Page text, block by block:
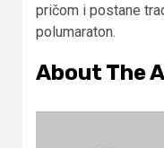
pričom i postane
polumaraton.
About The